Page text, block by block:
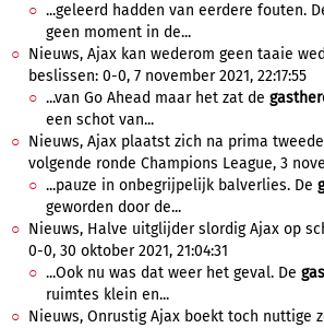
...geleerd hadden van eerdere fouten.
geen moment in de...
Nieuws, Ajax kan wederom geen taaie
beslissen: 0-0, 7 november 2021, 22:17:55
...van Go Ahead maar het zat de
een schot van...
Nieuws, Ajax plaatst zich na prima
volgende ronde Champions League, 3
...pauze in onbegrijpelijk balverlies. De
geworden door de...
Nieuws, Halve uitglijder slordig Ajax op
0-0, 30 oktober 2021, 21:04:31
...Ook nu was dat weer het geval. De
ruimtes klein en...
Nieuws, Onrustig Ajax boekt toch nuttige